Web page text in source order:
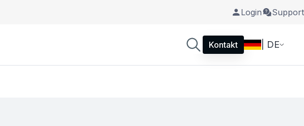
Login Support
Kontakt | DE